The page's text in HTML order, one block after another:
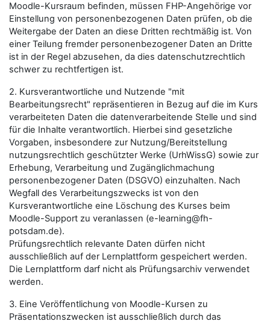
Moodle-Kursraum befinden, müssen FHP-Angehörige vor
Einstellung von personenbezogenen Daten prüfen, ob die
Weitergabe der Daten an diese Dritten rechtmäßig ist. Von
einer Teilung fremder personenbezogener Daten an Dritte
ist in der Regel abzusehen, da dies datenschutzrechtlich
schwer zu rechtfertigen ist.
2. Kursverantwortliche und Nutzende "mit
Bearbeitungsrecht" repräsentieren in Bezug auf die im Kurs
verarbeiteten Daten die datenverarbeitende Stelle und sind
für die Inhalte verantwortlich. Hierbei sind gesetzliche
Vorgaben, insbesondere zur Nutzung/Bereitstellung
nutzungsrechtlich geschützter Werke (UrhWissG) sowie zur
Erhebung, Verarbeitung und Zugänglichmachung
personenbezogener Daten (DSGVO) einzuhalten. Nach
Wegfall des Verarbeitungszwecks ist von den
Kursverantwortliche eine Löschung des Kurses beim
Moodle-Support zu veranlassen (e-learning@fh-
potsdam.de).
Prüfungsrechtlich relevante Daten dürfen nicht
ausschließlich auf der Lernplattform gespeichert werden.
Die Lernplattform darf nicht als Prüfungsarchiv verwendet
werden.
3. Eine Veröffentlichung von Moodle-Kursen zu
Präsentationszwecken ist ausschließlich durch das